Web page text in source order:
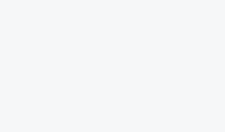
Van - 7